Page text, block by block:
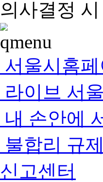
서울시홈페
라이브 서울
내 손안에
불합리 규제
신고센터